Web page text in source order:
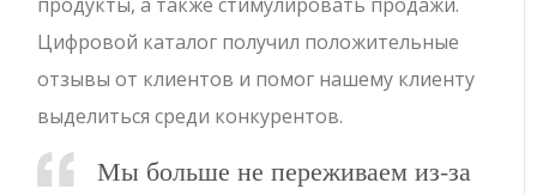
Цифровой каталог получил положительные
отзывы от клиентов и помог нашему клиенту
выделиться среди конкурентов.
Мы больше не переживаем из-за